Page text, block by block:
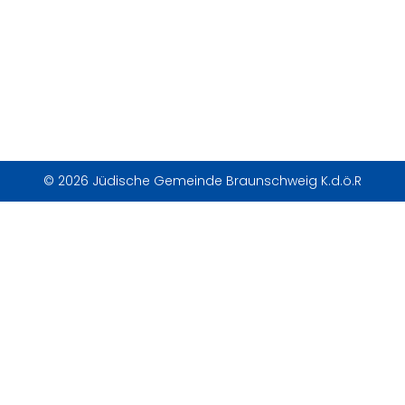
© 2026 Jüdische Gemeinde Braunschweig K.d.ö.R